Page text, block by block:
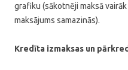
grafiku (sākotnēji maksā
maksājums samazinās).
Kredīta izmaksas un